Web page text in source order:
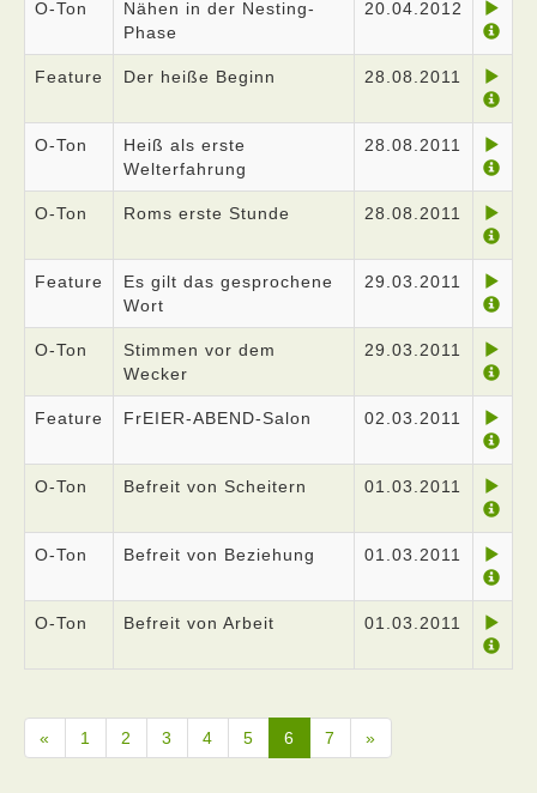
O-Ton
Nähen in der Nesting-
Phase
20.04.2012
Feature Der heiße Beginn 28.08.2011
O-Ton
Heiß als erste
Welterfahrung
28.08.2011
O-Ton Roms erste Stunde 28.08.2011
Feature
Es gilt das gesprochene
Wort
29.03.2011
O-Ton
Stimmen vor dem
Wecker
29.03.2011
Feature FrEIER-ABEND-Salon 02.03.2011
O-Ton Befreit von Scheitern 01.03.2011
O-Ton Befreit von Beziehung 01.03.2011
O-Ton Befreit von Arbeit 01.03.2011
« 1 2 3 4 5 6 7 »